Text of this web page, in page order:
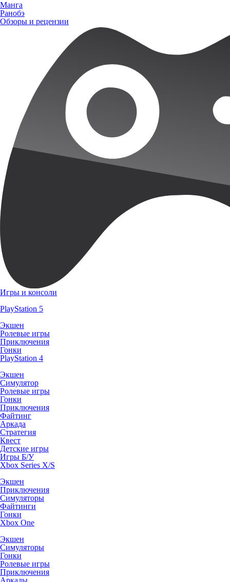
Манга
Ранобэ
Обзоры и рецензии
Игры и консоли
PlayStation 5
Экшен
Ролевые игры
Приключения
Гонки
PlayStation 4
Экшен
Симулятор
Ролевые игры
Гонки
Приключения
Файтинг
Аркада
Стратегия
Квест
Детские игры
Игры Б/У
Xbox Series X/S
Экшен
Приключения
Симуляторы
Файтинги
Гонки
Xbox One
Экшен
Симуляторы
Гонки
Ролевые игры
Приключения
Аркады